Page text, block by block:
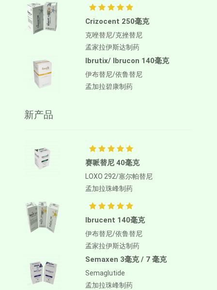
Crizocent 250毫克
克唑替尼/克挫替尼
孟家拉伊斯达制药
Ibrutix/ Ibrucon 140毫克
伊布替尼/依鲁替尼
孟加拉碧康制药
新产品
赛哌替尼 40毫克
LOXO 292/塞尔帕替尼
孟加拉珠峰制药
Ibrucent 140毫克
伊布替尼/依鲁替尼
孟家拉伊斯达制药
Semaxen 3毫克 / 7 毫克
Semaglutide
孟加拉珠峰制药